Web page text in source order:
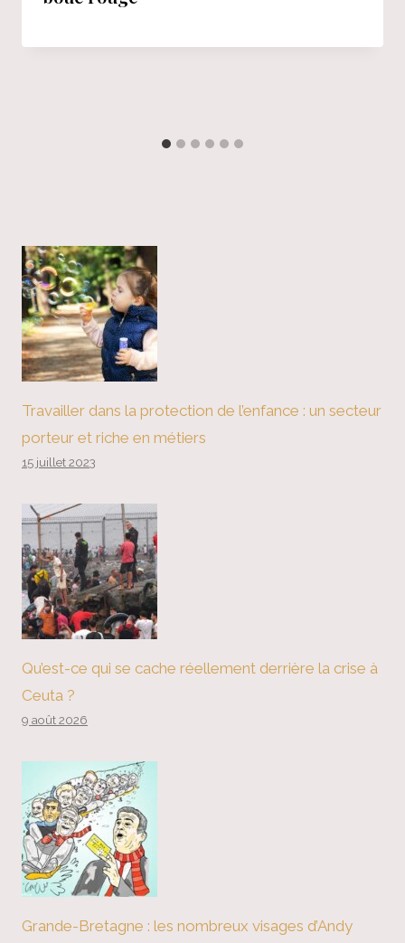
Travailler dans la protection de l’enfance : un secteur
porteur et riche en métiers
15 juillet 2023
Qu’est-ce qui se cache réellement derrière la crise à
Ceuta ?
9 août 2026
Grande-Bretagne : les nombreux visages d’Andy